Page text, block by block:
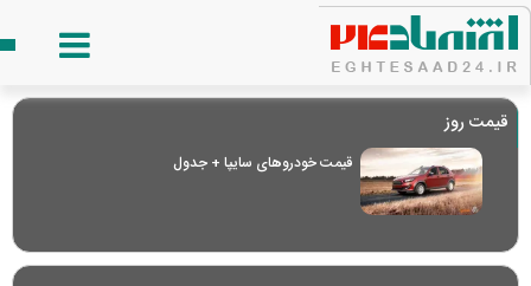
قیمت روز
قیمت خودرو‌های سایپا + جدول